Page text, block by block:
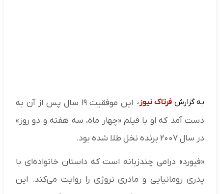
به گزارش فرتاک نیوز ،
این موفقیت ۱۹ سال پس از آن به
دست آمد که او با فیلم «چهار ماه، سه هفته و دو روز»
در سال ۲۰۰۷ برنده نخل طلا شده بود.
«فیورد» درامی چندزبانه است که داستان خانواده‌ای با
پدری رومانیایی و مادری نروژی را روایت می‌کند. این